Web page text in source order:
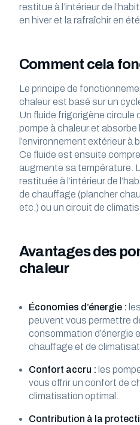
restitue à l’intérieur de
en hiver et la rafraîchir en été.
Comment cela
Le principe de
chaleur est basé sur un
Un fluide frigorigène circule
pompe à chaleur et absorbe
l’environnement extérieur à
Ce fluide est ensuite
augmente sa température.
restituée à l’intérieur de
de chauffage (plancher
etc.) ou un circuit de
Avantages des
chaleur
Économies d’énergie :
peuvent vous permettre
consommation d’énergie
chauffage et de
Confort accru : les
vous offrir un confort de
climatisation optimal.
Contribution à la